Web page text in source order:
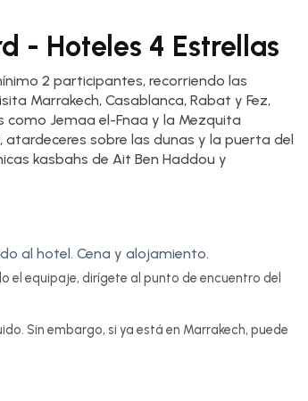
- Hoteles 4 Estrellas
2 participantes, recorriendo las
Marrakech, Casablanca, Rabat y Fez,
Jemaa el-Fnaa y la Mezquita
sobre las dunas y la puerta del
kasbahs de Ait Ben Haddou y
al hotel. Cena y alojamiento.
el equipaje, dirígete al punto de encuentro del
Sin embargo, si ya está en Marrakech, puede